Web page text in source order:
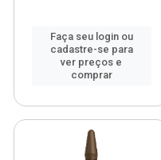
Faça seu login ou
cadastre-se para
ver preços e
comprar